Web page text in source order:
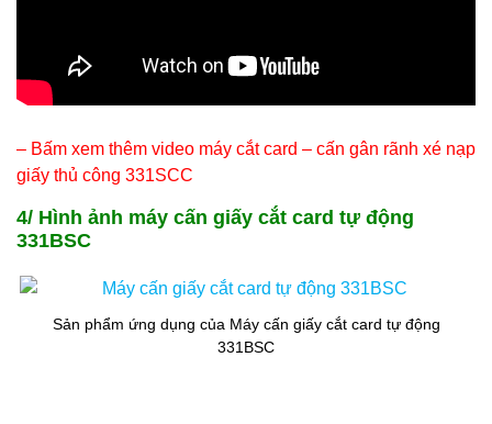
– Bấm xem thêm video máy cắt card – cấn gân rãnh xé nạp
giấy thủ công 331SCC
4/ Hình ảnh máy cấn giấy cắt card tự động
331BSC
Sản phẩm ứng dụng của Máy cấn giấy cắt card tự động
331BSC